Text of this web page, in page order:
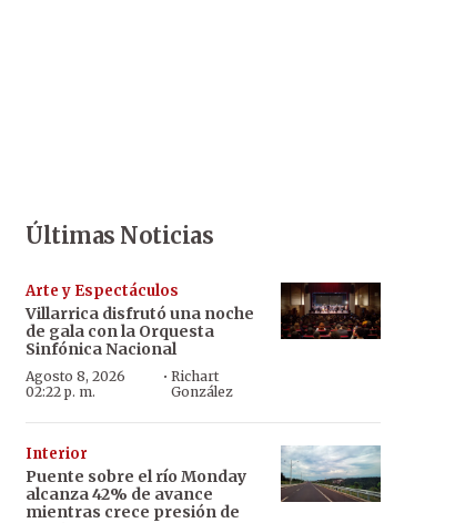
Últimas Noticias
Arte y Espectáculos
Villarrica disfrutó una noche
de gala con la Orquesta
Sinfónica Nacional
Agosto 8, 2026
02:22 p. m.
· Richart
González
Interior
Puente sobre el río Monday
alcanza 42% de avance
mientras crece presión de